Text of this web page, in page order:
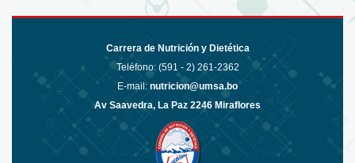
Carrera de Nutrición y Dietética
Teléfono: (591 - 2) 261-2362
E-mail: nutricion@umsa.bo
Av Saavedra, La Paz 2246 Miraflores